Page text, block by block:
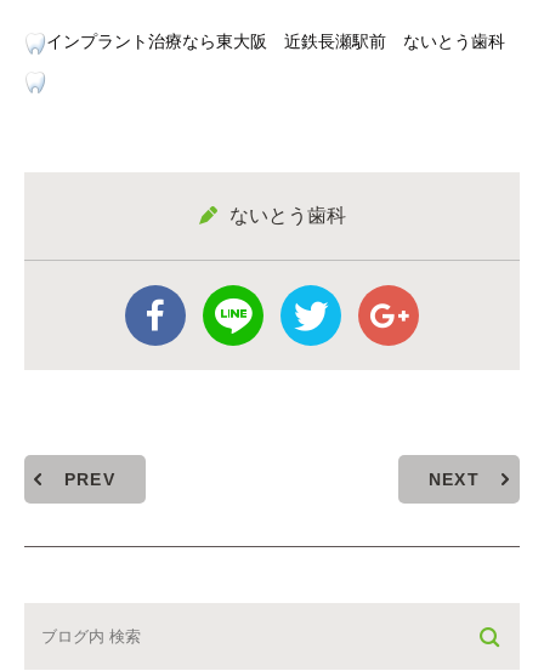
インプラント治療なら東大阪 近鉄長瀬駅前 ないとう歯科
ないとう歯科
PREV NEXT